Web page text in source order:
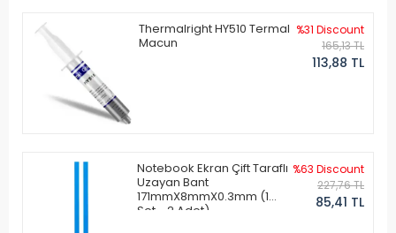
Thermalright HY510 Termal
Macun
%31 Discount
165,13 TL
113,88 TL
Notebook Ekran Çift Taraflı
Uzayan Bant
171mmX8mmX0.3mm (1
Set - 2 Adet)
%63 Discount
227,76 TL
85,41 TL